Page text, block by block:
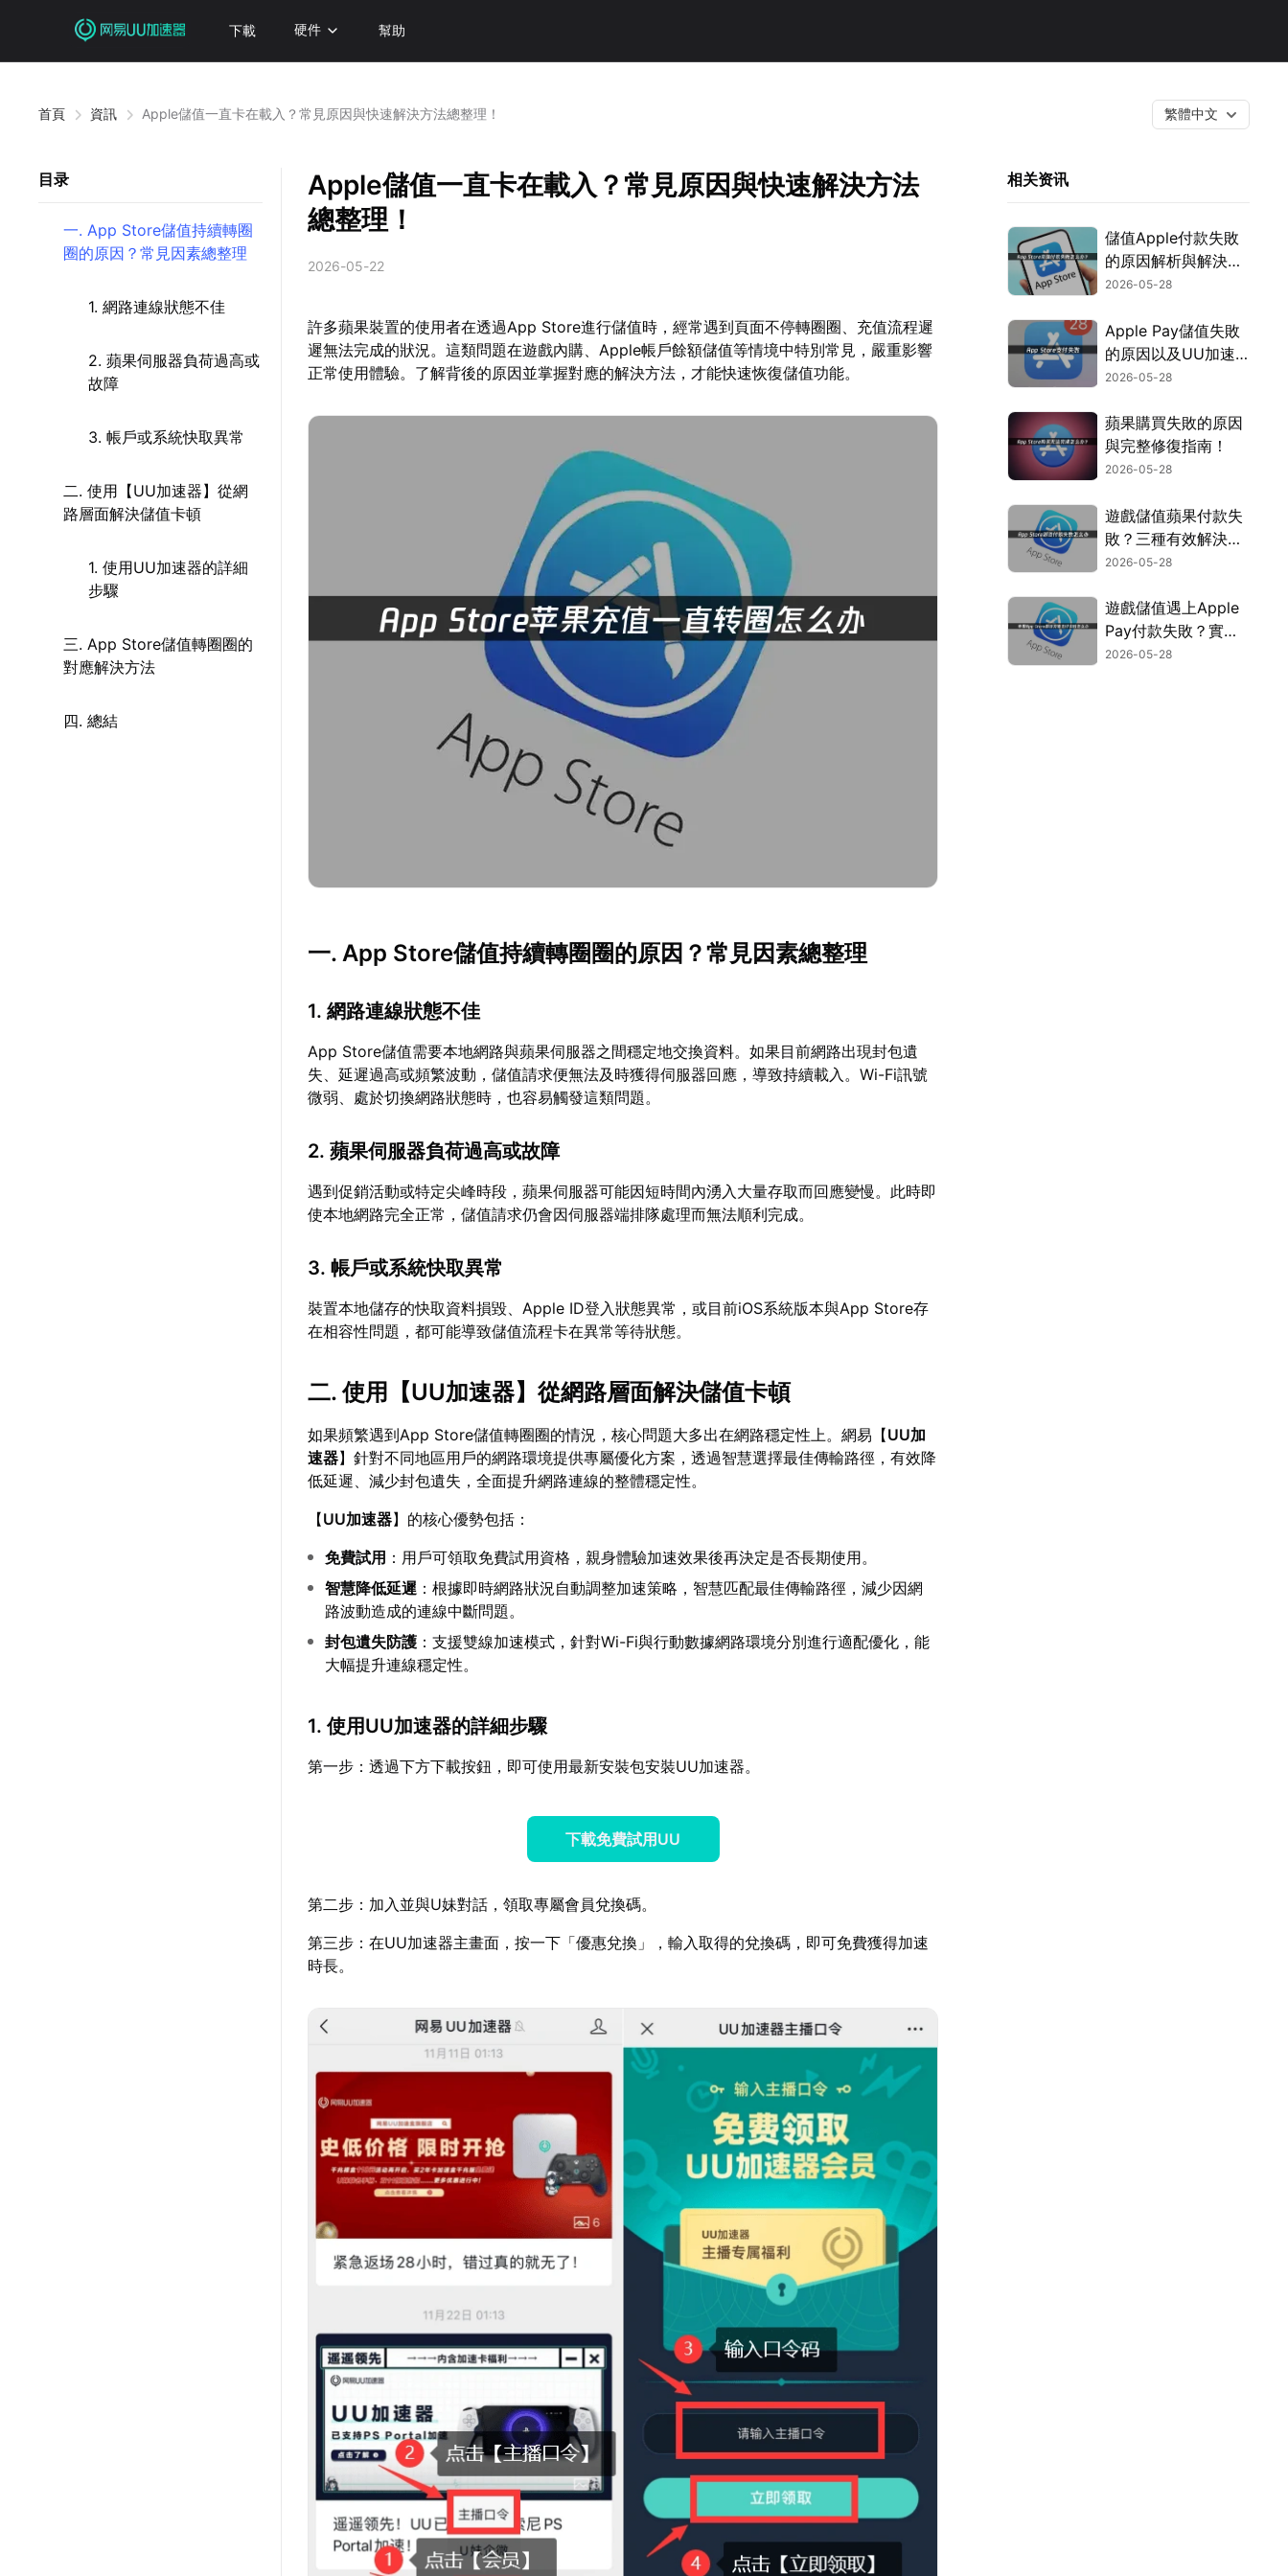
下載 硬件 幫助
首頁 資訊 Apple儲值一直卡在載入？常見原因與快速解決方法總整理！ 繁體中文
目录
一. App Store儲值持續轉圈
圈的原因？常見因素總整理
1. 網路連線狀態不佳
2. 蘋果伺服器負荷過高或
故障
3. 帳戶或系統快取異常
二. 使用【UU加速器】從網
路層面解決儲值卡頓
1. 使用UU加速器的詳細
步驟
三. App Store儲值轉圈圈的
對應解決方法
四. 總結
Apple儲值一直卡在載入？常見原因與快速解決方法
總整理！
2026-05-22
許多蘋果裝置的使用者在透過App Store進行儲值時，經常遇到頁面不停轉圈圈、充值流程遲
遲無法完成的狀況。這類問題在遊戲內購、Apple帳戶餘額儲值等情境中特別常見，嚴重影響
正常使用體驗。了解背後的原因並掌握對應的解決方法，才能快速恢復儲值功能。
一. App Store儲值持續轉圈圈的原因？常見因素總整理
1. 網路連線狀態不佳
App Store儲值需要本地網路與蘋果伺服器之間穩定地交換資料。如果目前網路出現封包遺
失、延遲過高或頻繁波動，儲值請求便無法及時獲得伺服器回應，導致持續載入。Wi-Fi訊號
微弱、處於切換網路狀態時，也容易觸發這類問題。
2. 蘋果伺服器負荷過高或故障
遇到促銷活動或特定尖峰時段，蘋果伺服器可能因短時間內湧入大量存取而回應變慢。此時即
使本地網路完全正常，儲值請求仍會因伺服器端排隊處理而無法順利完成。
3. 帳戶或系統快取異常
裝置本地儲存的快取資料損毀、Apple ID登入狀態異常，或目前iOS系統版本與App Store存
在相容性問題，都可能導致儲值流程卡在異常等待狀態。
二. 使用【UU加速器】從網路層面解決儲值卡頓
如果頻繁遇到App Store儲值轉圈圈的情況，核心問題大多出在網路穩定性上。網易【UU加
速器】針對不同地區用戶的網路環境提供專屬優化方案，透過智慧選擇最佳傳輸路徑，有效降
低延遲、減少封包遺失，全面提升網路連線的整體穩定性。
【UU加速器】的核心優勢包括：
免費試用 ：用戶可領取免費試用資格，親身體驗加速效果後再決定是否長期使用。
智慧降低延遲 ：根據即時網路狀況自動調整加速策略，智慧匹配最佳傳輸路徑，減少因網
路波動造成的連線中斷問題。
封包遺失防護 ：支援雙線加速模式，針對Wi-Fi與行動數據網路環境分別進行適配優化，能
大幅提升連線穩定性。
1. 使用UU加速器的詳細步驟
第一步：透過下方下載按鈕，即可使用最新安裝包安裝UU加速器。
下載免費試用UU
第二步：加入並與U妹對話，領取專屬會員兌換碼。
第三步：在UU加速器主畫面，按一下「優惠兌換」，輸入取得的兌換碼，即可免費獲得加速
時長。
相关资讯
儲值Apple付款失敗
的原因解析與解決方
法！
2026-05-28
Apple Pay儲值失敗
的原因以及UU加速
器的高效解決方案！
2026-05-28
蘋果購買失敗的原因
與完整修復指南！
2026-05-28
遊戲儲值蘋果付款失
敗？三種有效解決方
式一次搞定！
2026-05-28
遊戲儲值遇上Apple
Pay付款失敗？實用
解決方法完整攻略！
2026-05-28